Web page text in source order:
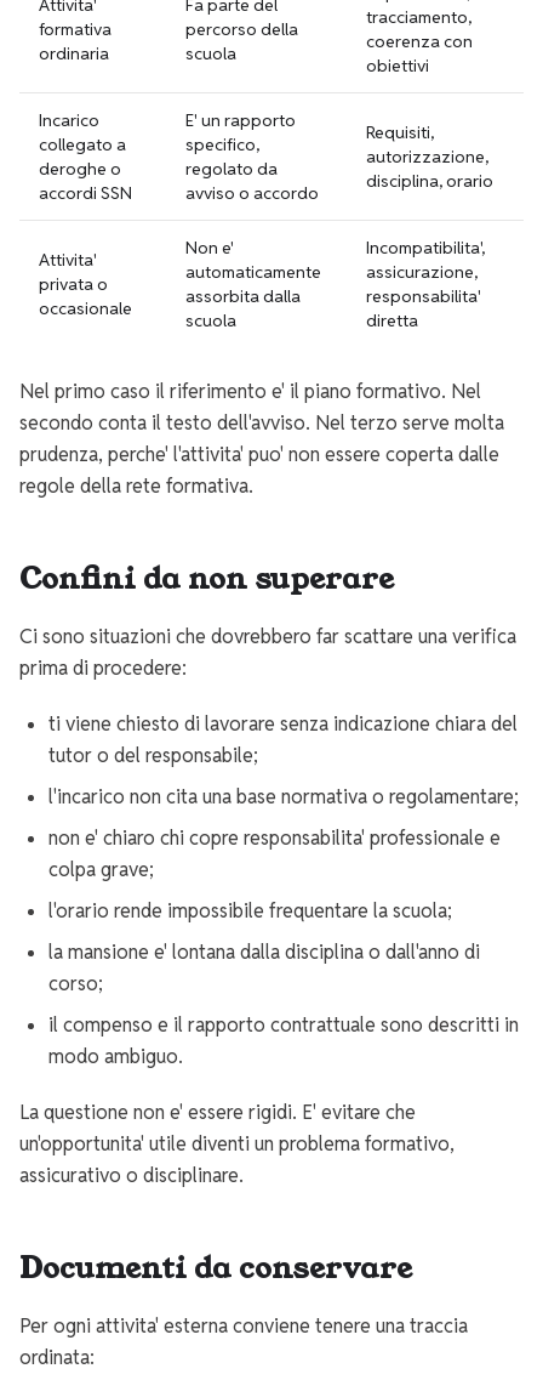
Attivita'
formativa
ordinaria
Fa parte del
percorso della
scuola
tracciamento,
coerenza con
obiettivi
Incarico
collegato a
deroghe o
accordi SSN
E' un rapporto
specifico,
regolato da
avviso o accordo
Requisiti,
autorizzazione,
disciplina, orario
Attivita'
privata o
occasionale
Non e'
automaticamente
assorbita dalla
scuola
Incompatibilita',
assicurazione,
responsabilita'
diretta
Nel primo caso il riferimento e' il piano formativo. Nel
secondo conta il testo dell'avviso. Nel terzo serve molta
prudenza, perche' l'attivita' puo' non essere coperta dalle
regole della rete formativa.
Confini da non superare
Ci sono situazioni che dovrebbero far scattare una verifica
prima di procedere:
ti viene chiesto di lavorare senza indicazione chiara del
tutor o del responsabile;
l'incarico non cita una base normativa o regolamentare;
non e' chiaro chi copre responsabilita' professionale e
colpa grave;
l'orario rende impossibile frequentare la scuola;
la mansione e' lontana dalla disciplina o dall'anno di
corso;
il compenso e il rapporto contrattuale sono descritti in
modo ambiguo.
La questione non e' essere rigidi. E' evitare che
un'opportunita' utile diventi un problema formativo,
assicurativo o disciplinare.
Documenti da conservare
Per ogni attivita' esterna conviene tenere una traccia
ordinata: